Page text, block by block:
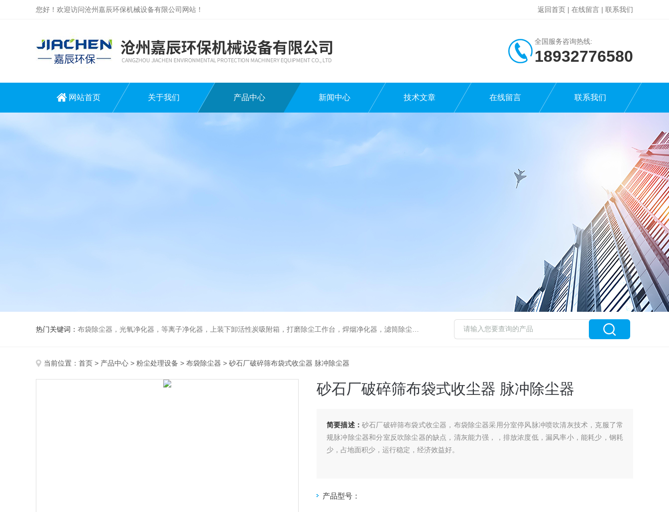
您好！欢迎访问沧州嘉辰环保机械设备有限公司网站！ 返回首页 | 在线留言 | 联系我们
全国服务咨询热线:
18932776580
网站首页 关于我们 产品中心 新闻中心 技术文章 在线留言 联系我们
热门关键词： 布袋除尘器，光氧净化器，等离子净化器，上装下卸活性炭吸附箱，打磨除尘工作台，焊烟净化器，滤筒除尘器，旋风除尘器，除尘设备配件，喷淋塔
当前位置： 首页 > 产品中心 > 粉尘处理设备 > 布袋除尘器 > 砂石厂破碎筛布袋式收尘器 脉冲除尘器
砂石厂破碎筛布袋式收尘器 脉冲除尘器
简要描述： 砂石厂破碎筛布袋式收尘器，布袋除尘器采用分室停风脉冲喷吹清灰技术，克服了常
规脉冲除尘器和分室反吹除尘器的缺点，清灰能力强，，排放浓度低，漏风率小，能耗少，钢耗
少，占地面积少，运行稳定，经济效益好。
产品型号：